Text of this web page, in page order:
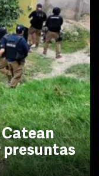
presuntas